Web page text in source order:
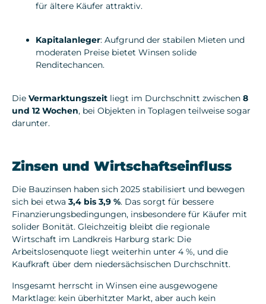
für ältere Käufer attraktiv.
Kapitalanleger: Aufgrund der stabilen Mieten und
moderaten Preise bietet Winsen solide
Renditechancen.
Die Vermarktungszeit liegt im Durchschnitt zwischen 8
und 12 Wochen, bei Objekten in Toplagen teilweise sogar
darunter.
Zinsen und Wirtschaftseinfluss
Die Bauzinsen haben sich 2025 stabilisiert und bewegen
sich bei etwa 3,4 bis 3,9 %. Das sorgt für bessere
Finanzierungsbedingungen, insbesondere für Käufer mit
solider Bonität. Gleichzeitig bleibt die regionale
Wirtschaft im Landkreis Harburg stark: Die
Arbeitslosenquote liegt weiterhin unter 4 %, und die
Kaufkraft über dem niedersächsischen Durchschnitt.
Insgesamt herrscht in Winsen eine ausgewogene
Marktlage: kein überhitzter Markt, aber auch kein